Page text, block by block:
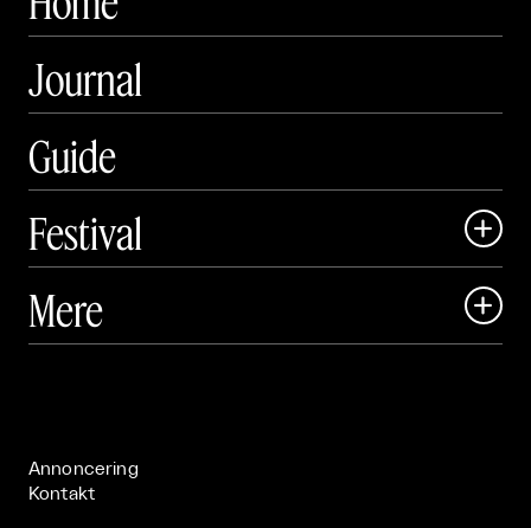
Journal
Guide
Festival

 Art Matter Festival
Mere 
Annoncering
Kontakt